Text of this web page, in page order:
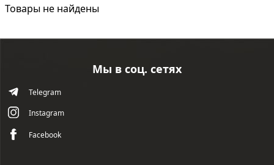
Товары не найдены
Мы в соц. сетях
Telegram
Instagram
Facebook